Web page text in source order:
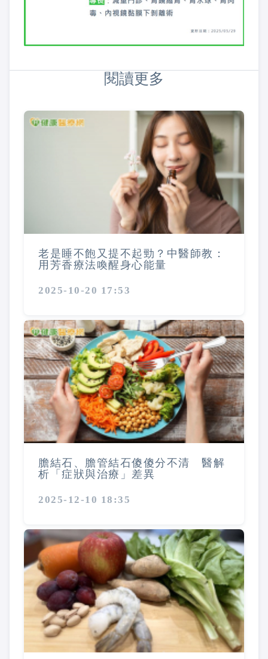
閱讀更多
老是睡不飽又提不起勁？中醫師教：
用芳香療法喚醒身心能量
2025-10-20 17:53
膽結石、膽管結石傻傻分不清 醫解
析「症狀與治療」差異
2025-12-10 18:35